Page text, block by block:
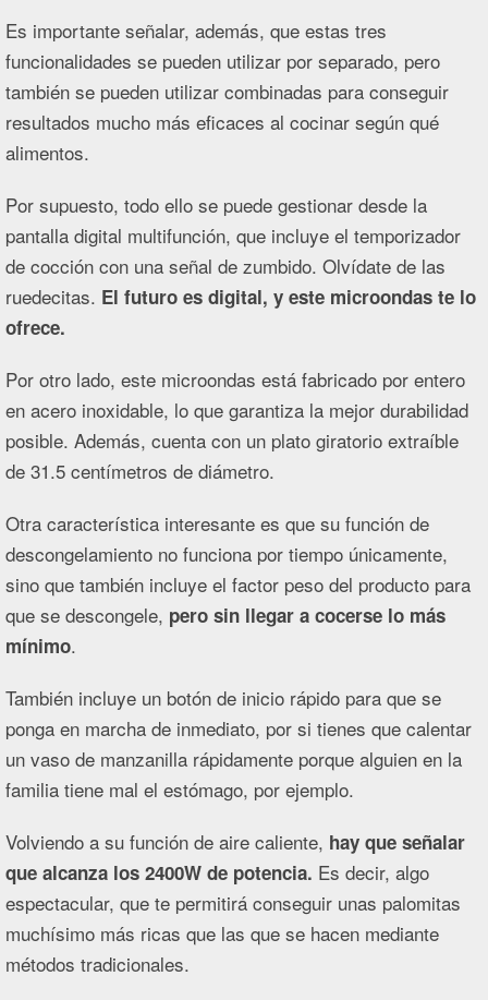
Es importante señalar, además, que estas tres
funcionalidades se pueden utilizar por separado, pero
también se pueden utilizar combinadas para conseguir
resultados mucho más eficaces al cocinar según qué
alimentos.
Por supuesto, todo ello se puede gestionar desde la
pantalla digital multifunción, que incluye el temporizador
de cocción con una señal de zumbido. Olvídate de las
ruedecitas. El futuro es digital, y este microondas te lo
ofrece.
Por otro lado, este microondas está fabricado por entero
en acero inoxidable, lo que garantiza la mejor durabilidad
posible. Además, cuenta con un plato giratorio extraíble
de 31.5 centímetros de diámetro.
Otra característica interesante es que su función de
descongelamiento no funciona por tiempo únicamente,
sino que también incluye el factor peso del producto para
que se descongele, pero sin llegar a cocerse lo más
mínimo.
También incluye un botón de inicio rápido para que se
ponga en marcha de inmediato, por si tienes que calentar
un vaso de manzanilla rápidamente porque alguien en la
familia tiene mal el estómago, por ejemplo.
Volviendo a su función de aire caliente, hay que señalar
que alcanza los 2400W de potencia. Es decir, algo
espectacular, que te permitirá conseguir unas palomitas
muchísimo más ricas que las que se hacen mediante
métodos tradicionales.